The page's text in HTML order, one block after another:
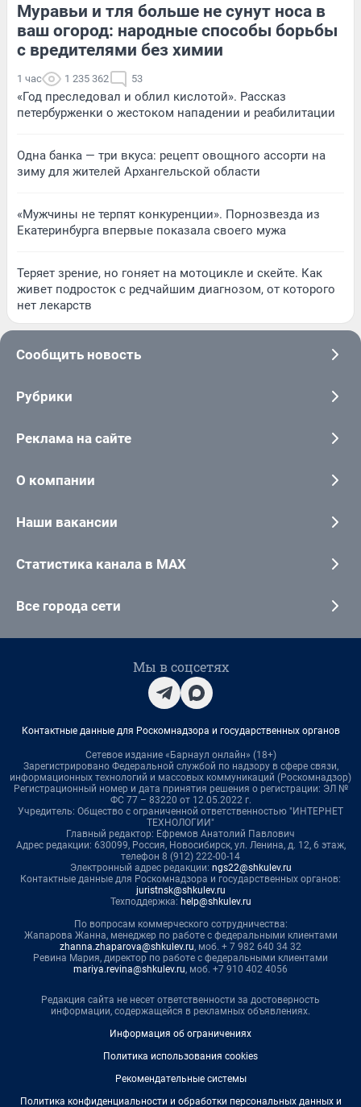
Муравьи и тля больше не сунут носа в
ваш огород: народные способы борьбы
с вредителями без химии
1 час 1 235 362 53
«Год преследовал и облил кислотой». Рассказ
петербурженки о жестоком нападении и реабилитации
Одна банка — три вкуса: рецепт овощного ассорти на
зиму для жителей Архангельской области
«Мужчины не терпят конкуренции». Порнозвезда из
Екатеринбурга впервые показала своего мужа
Теряет зрение, но гоняет на мотоцикле и скейте. Как
живет подросток с редчайшим диагнозом, от которого
нет лекарств
Сообщить новость
Рубрики
Реклама на сайте
О компании
Наши вакансии
Статистика канала в MAX
Все города сети
Мы в соцсетях
Контактные данные для Роскомнадзора и государственных органов
Сетевое издание «Барнаул онлайн» (18+)
Зарегистрировано Федеральной службой по надзору в сфере связи,
информационных технологий и массовых коммуникаций (Роскомнадзор)
Регистрационный номер и дата принятия решения о регистрации: ЭЛ №
ФС 77 – 83220 от 12.05.2022 г.
Учредитель: Общество с ограниченной ответственностью "ИНТЕРНЕТ
ТЕХНОЛОГИИ"
Главный редактор: Ефремов Анатолий Павлович
Адрес редакции: 630099, Россия, Новосибирск, ул. Ленина, д. 12, 6 этаж,
телефон 8 (912) 222-00-14
Электронный адрес редакции: ngs22@shkulev.ru
Контактные данные для Роскомнадзора и государственных органов:
juristnsk@shkulev.ru
Техподдержка: help@shkulev.ru
По вопросам коммерческого сотрудничества:
Жапарова Жанна, менеджер по работе с федеральными клиентами
zhanna.zhaparova@shkulev.ru, моб. + 7 982 640 34 32
Ревина Мария, директор по работе с федеральными клиентами
mariya.revina@shkulev.ru, моб. +7 910 402 4056
Редакция сайта не несет ответственности за достоверность
информации, содержащейся в рекламных объявлениях.
Информация об ограничениях
Политика использования cookies
Рекомендательные системы
Политика конфиденциальности и обработки персональных данных и